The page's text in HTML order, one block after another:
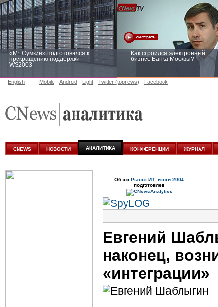
«Mr. Сумкин» подготовился к
прекращению поддержки
WS2003
Как строился электронный
бизнес Банка Москвы?
аналитике
English Mobile Android Light Twitter (topnews) Facebook
CNEWS НОВОСТИ АНАЛИТИКА КОНФЕРЕНЦИИ ЖУРНАЛ
Обзор Рынок ИТ: итоги 2004
подготовлен
Евгений
наконец,
«интеграции»